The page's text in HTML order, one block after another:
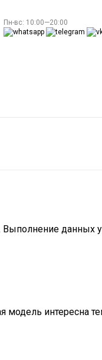
Пн-вс: 10:00—20:00
Выполнение данных
интересна